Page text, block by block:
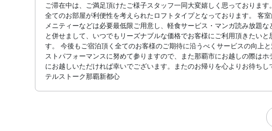
ご滞在中は、ご満足頂けたご様子スタッフ一同大変嬉しく思っております
全てのお部屋が利便性を考えられたロフトタイプとなっております。 客
メニティーなどは必要最低限ご用意し、軽食サービス・マンガ読み放題な
と併せまして、いつでもリーズナブルな価格でお客様にご利用頂きたいと
す。 今後もご宿泊頂く全てのお客様のご期待に沿うべくサービスの向上
ストパフォーマンスに努めて参りますので、また那覇市にお越しの際はホ
にお越しいただければ幸いでございます。またのお帰りを心よりお待ちし
テルストーク那覇新都心